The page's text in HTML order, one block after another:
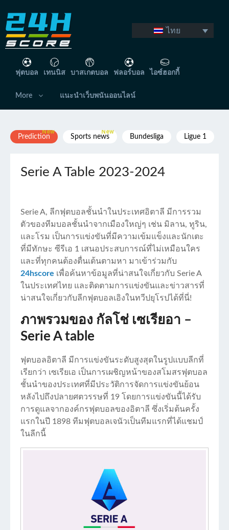
content
ฟุตบอล เทนนิส บาสเกตบอล ฟลอร์บอล ไอซ์ฮอกกี้
More แนะนำเว็บพนันออนไลน์
ไทย
Prediction Sports news Bundesliga Ligue 1
Serie A Table 2023-2024
Serie A, ลีกฟุตบอลชั้นนำในประเทศอิตาลี มีการรวม
ตัวของทีมบอลชั้นนำจากเมืองใหญ่ๆ เช่น มิลาน, ทูริน,
และโรม เป็นการแข่งขันที่มีความเข้มแข็งและนักเตะ
ที่มีทักษะ ซีรีเอ 1 เสนอประสบการณ์ที่ไม่เหมือนใคร
และที่ทุกคนต้องตื่นเต้นตามหา มาเข้าร่วมกับ
24hscore เพื่อค้นหาข้อมูลที่น่าสนใจเกี่ยวกับ Serie A
ในประเทศไทย และติดตามการแข่งขันและข่าวสารที่
น่าสนใจเกี่ยวกับลีกฟุตบอลเอิงในทวีปยุโรปได้ที่นี่!
ภาพรวมของ กัลโช่ เซเรียอา –
Serie A table
ฟุตบอลอิตาลี มีการแข่งขันระดับสูงสุดในรูปแบบลีกที่
เรียกว่า เซเรียเอ เป็นการเผชิญหน้าของสโมสรฟุตบอล
ชั้นนำของประเทศที่มีประวัติการจัดการแข่งขันย้อน
หลังไปถึงปลายศตวรรษที่ 19 โดยการแข่งขันนี้ได้รับ
การดูแลจากองค์กรฟุตบอลของอิตาลี ซึ่งเริ่มต้นครั้ง
แรกในปี 1898 ทีมฟุตบอลเจนัวเป็นทีมแรกที่ได้แชมป์
ในลีกนี้